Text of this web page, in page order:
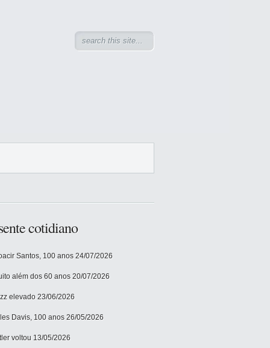
cotidiano
Santos, 100 anos 24/07/2026
além dos 60 anos 20/07/2026
elevado 23/06/2026
Davis, 100 anos 26/05/2026
voltou 13/05/2026